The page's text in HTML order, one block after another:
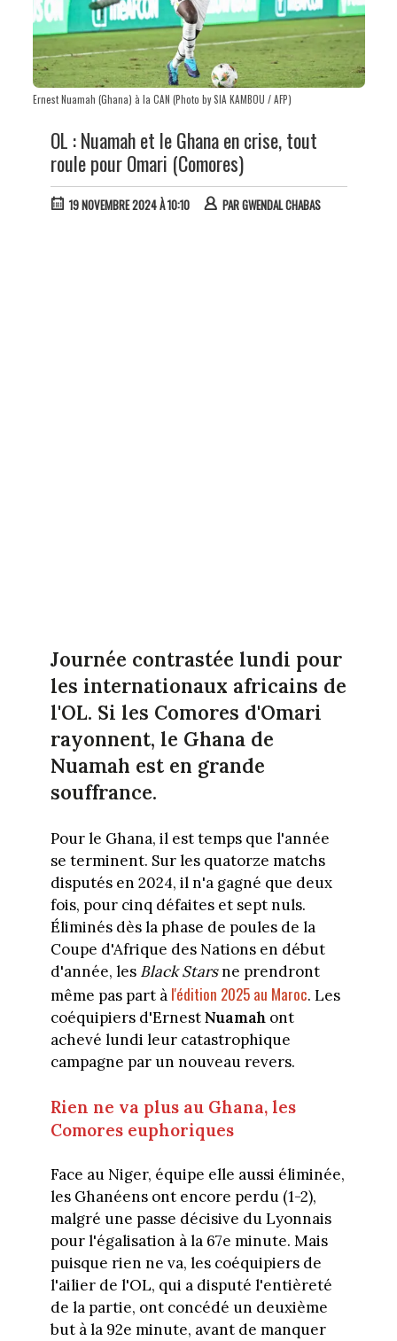
Ernest Nuamah (Ghana) à la CAN (Photo by SIA KAMBOU / AFP)
OL : Nuamah et le Ghana en crise, tout
roule pour Omari (Comores)
19 NOVEMBRE 2024 À 10:10 PARGWENDAL CHABAS
Journée contrastée lundi pour
les internationaux africains de
l'OL. Si les Comores d'Omari
rayonnent, le Ghana de
Nuamah est en grande
souffrance.
Pour le Ghana, il est temps que l'année
se terminent. Sur les quatorze matchs
disputés en 2024, il n'a gagné que deux
fois, pour cinq défaites et sept nuls.
Éliminés dès la phase de poules de la
Coupe d'Afrique des Nations en début
d'année, les Black Starsne prendront
même pas part à l'édition 2025 au Maroc. Les
coéquipiers d'ErnestNuamah ont
achevé lundi leur catastrophique
campagne par un nouveau revers.
Rien ne va plus au Ghana, les
Comores euphoriques
Face au Niger, équipe elle aussi éliminée,
les Ghanéens ont encore perdu (1-2),
malgré une passe décisive du Lyonnais
pour l'égalisation à la 67e minute. Mais
puisque rien ne va, les coéquipiers de
l'ailier de l'OL, qui a disputé l'entièreté
de la partie, ont concédé un deuxième
but à la 92e minute, avant de manquer